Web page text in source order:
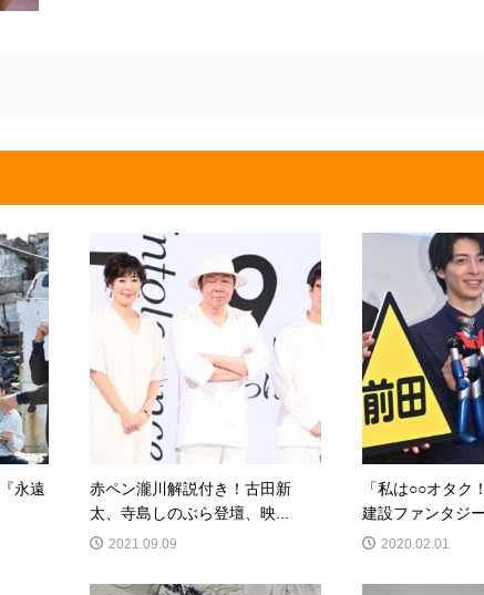
永遠
赤ペン瀧川解説付き！古田新
太、寺島しのぶら登壇、映...
2021.09.09
「私は○○オタク
建設ファンタジ
2020.02.01